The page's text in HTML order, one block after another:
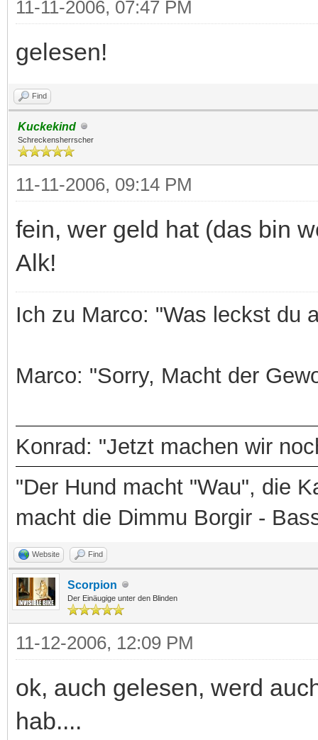
11-11-2006, 07:47 PM
gelesen!
Find
Kuckekind
Schreckensherrscher
11-11-2006, 09:14 PM
fein, wer geld hat (das bin
Alk!
Ich zu Marco: "Was leckst du
Marco: "Sorry, Macht der
Konrad: "Jetzt machen wir
"Der Hund macht "Wau", die
macht die Dimmu Borgir -
Website Find
Scorpion
Der Einäugige unter den Blinden
11-12-2006, 12:09 PM
ok, auch gelesen, werd
hab....